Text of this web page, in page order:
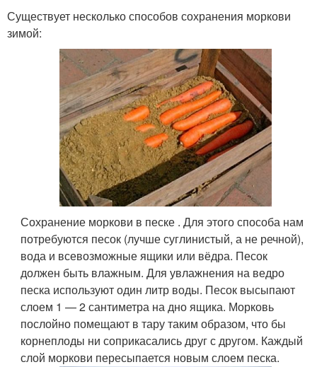
Существует несколько способов сохранения моркови
зимой:
Сохранение моркови в песке . Для этого способа нам
потребуются песок (лучше суглинистый, а не речной),
вода и всевозможные ящики или вёдра. Песок
должен быть влажным. Для увлажнения на ведро
песка используют один литр воды. Песок высыпают
слоем 1 — 2 сантиметра на дно ящика. Морковь
послойно помещают в тару таким образом, что бы
корнеплоды ни соприкасались друг с другом. Каждый
слой моркови пересыпается новым слоем песка.